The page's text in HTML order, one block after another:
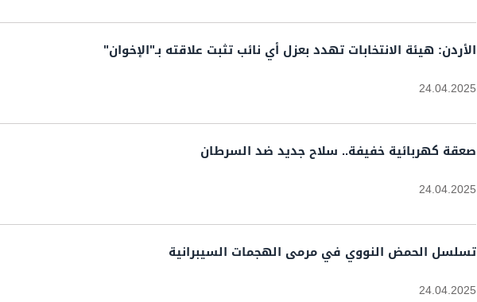
الأردن: هيئة الانتخابات تهدد بعزل أي نائب تثبت علاقته بـ"الإخوان"
24.04.2025
صعقة كهربائية خفيفة.. سلاح جديد ضد السرطان
24.04.2025
تسلسل الحمض النووي في مرمى الهجمات السيبرانية
24.04.2025